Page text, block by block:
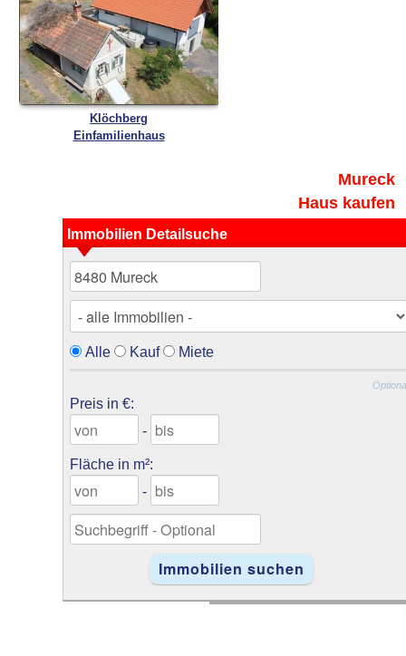
Klöchberg
Einfamilienhaus
Mureck
Haus kaufen
Immobilien Detailsuche
Alle Kauf Miete
Preis in €:
-
Fläche in m²:
-